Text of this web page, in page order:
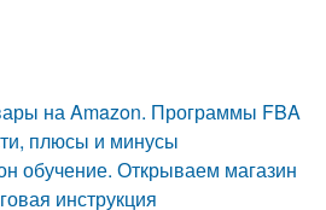
на Amazon. Программы FBA
плюсы и минусы
обучение. Открываем магазин
инструкция